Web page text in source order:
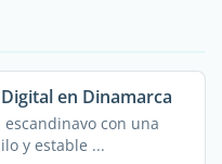
en Dinamarca
con una
y estable ...